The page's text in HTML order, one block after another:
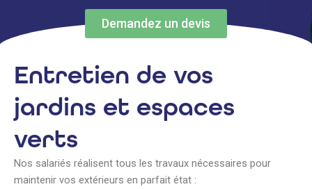
Demandez un devis
Entretien de vos
jardins et espaces
verts
Nos salariés réalisent tous les travaux nécessaires pour
maintenir vos extérieurs en parfait état :